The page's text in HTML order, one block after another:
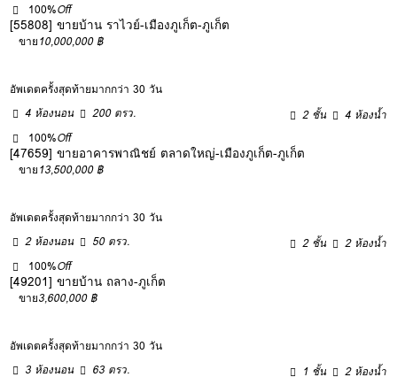
100%Off
[55808] ขายบ้าน ราไวย์-เมืองภูเก็ต-ภูเก็ต
ขาย10,000,000 ฿
อัพเดตครั้งสุดท้ายมากกว่า 30 วัน
4 ห้องนอน
200 ตรว. 2 ชั้น
4 ห้องน้ำ
100%Off
[47659] ขายอาคารพาณิชย์ ตลาดใหญ่-เมืองภูเก็ต-ภูเก็ต
ขาย13,500,000 ฿
อัพเดตครั้งสุดท้ายมากกว่า 30 วัน
2 ห้องนอน
50 ตรว. 2 ชั้น
2 ห้องน้ำ
100%Off
[49201] ขายบ้าน ถลาง-ภูเก็ต
ขาย3,600,000 ฿
อัพเดตครั้งสุดท้ายมากกว่า 30 วัน
3 ห้องนอน
63 ตรว. 1 ชั้น
2 ห้องน้ำ